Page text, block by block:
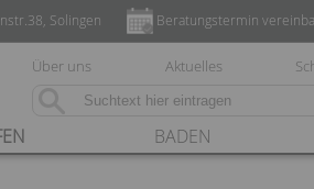
Solingen Beratungstermin
Über uns Aktuelles
BADEN